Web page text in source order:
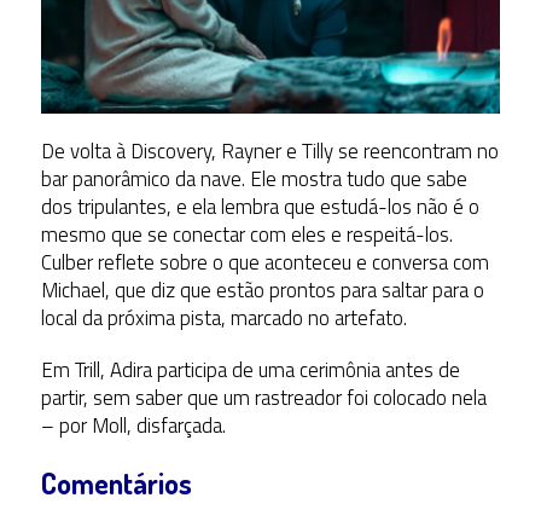
De volta à Discovery, Rayner e Tilly se reencontram no
bar panorâmico da nave. Ele mostra tudo que sabe
dos tripulantes, e ela lembra que estudá-los não é o
mesmo que se conectar com eles e respeitá-los.
Culber reflete sobre o que aconteceu e conversa com
Michael, que diz que estão prontos para saltar para o
local da próxima pista, marcado no artefato.
Em Trill, Adira participa de uma cerimônia antes de
partir, sem saber que um rastreador foi colocado nela
– por Moll, disfarçada.
Comentários